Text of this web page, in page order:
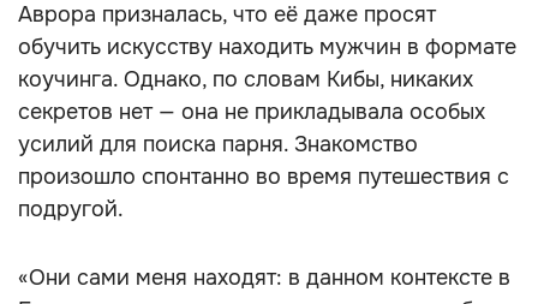
Аврора призналась, что её даже просят
обучить искусству находить мужчин в формате
коучинга. Однако, по словам Кибы, никаких
секретов нет — она не прикладывала особых
усилий для поиска парня. Знакомство
произошло спонтанно во время путешествия с
подругой.
«Они сами меня находят: в данном контексте в